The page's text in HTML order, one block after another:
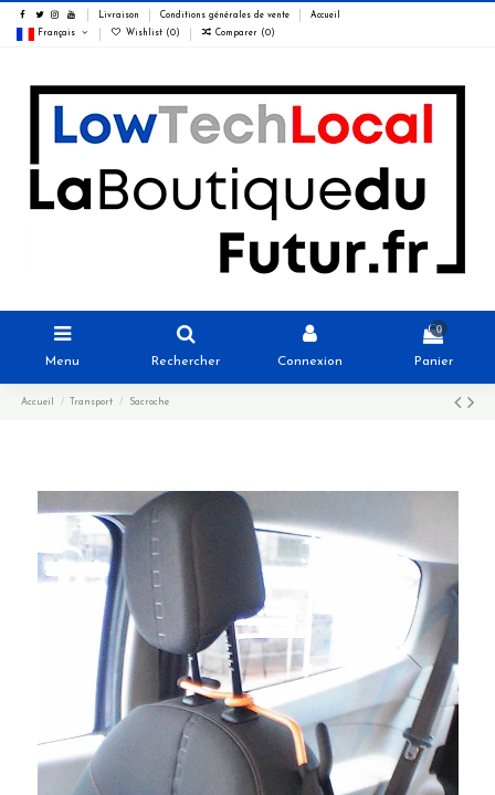
Livraison Conditions générales de vente Accueil
Français Wishlist (0) Comparer (0)
Menu Rechercher Connexion
0
Panier
Accueil Transport Sacroche